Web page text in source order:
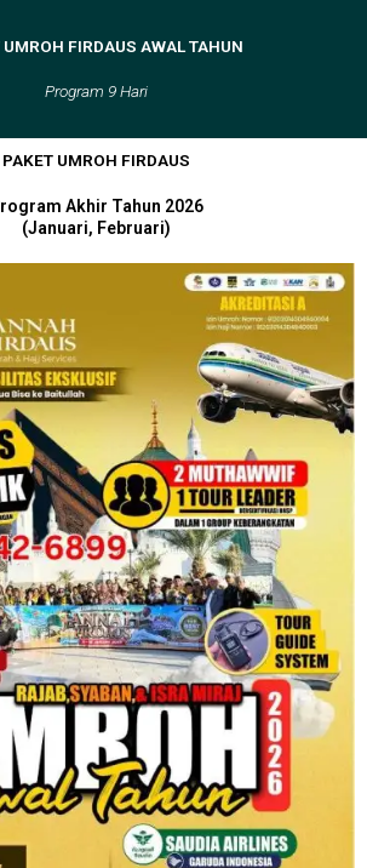
UMROH FIRDAUS AWAL TAHUN
Program 9 Hari
PAKET UMROH FIRDAUS
Akhir Tahun 2026
(Januari, Februari)